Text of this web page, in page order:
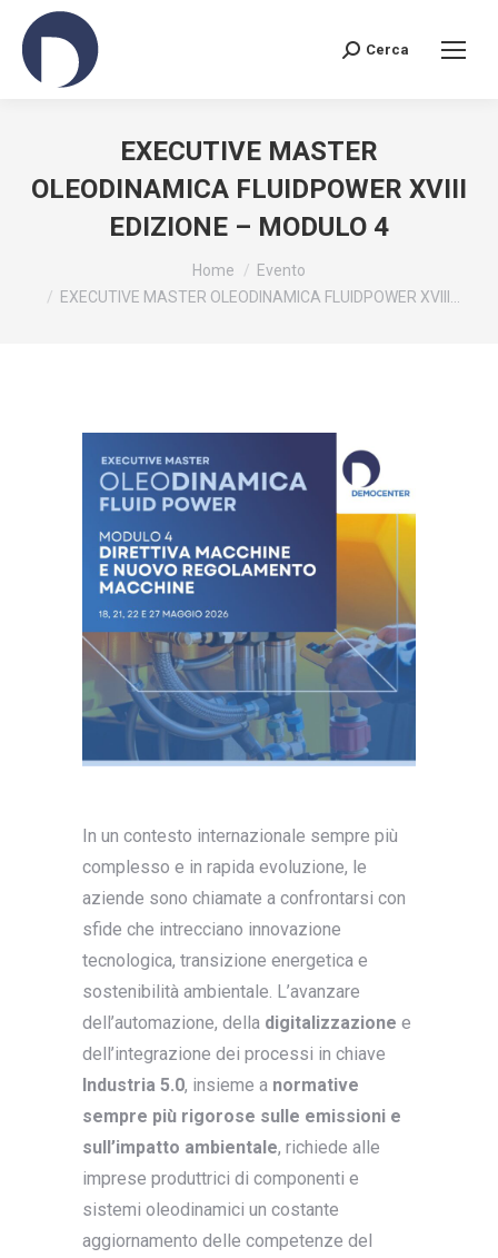
Search:
Cerca
EXECUTIVE MASTER
OLEODINAMICA FLUIDPOWER XVIII
EDIZIONE – MODULO 4
Home
Evento
EXECUTIVE MASTER OLEODINAMICA FLUIDPOWER XVIII…
In un contesto internazionale sempre più
complesso e in rapida evoluzione, le
aziende sono chiamate a confrontarsi con
sfide che intrecciano innovazione
tecnologica, transizione energetica e
sostenibilità ambientale. L’avanzare
dell’automazione, della digitalizzazione e
dell’integrazione dei processi in chiave
Industria 5.0, insieme a normative
sempre più rigorose sulle emissioni e
sull’impatto ambientale, richiede alle
imprese produttrici di componenti e
sistemi oleodinamici un costante
aggiornamento delle competenze del